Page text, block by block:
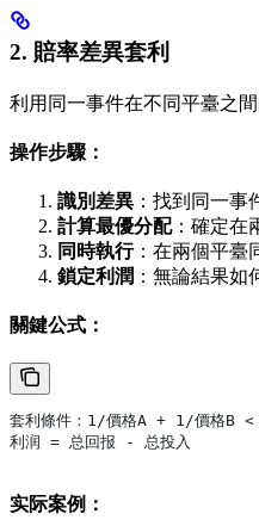
2. 賠率差異套利
利用同一事件在不同平臺之
操作步驟：
識別差異 ：找到同一
計算最優分配：確定在
同時執行：在兩個平臺
鎖定利潤 ：無論結果如
關鍵公式：
套利條件：1/價格A + 1/價格B <
利润 = 总回报 - 总投入
实际案例：